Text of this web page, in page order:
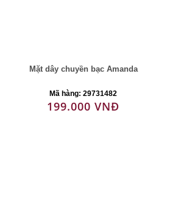
Mặt dây chuyền bạc Amanda
Mã hàng: 29731482
199.000 VNĐ